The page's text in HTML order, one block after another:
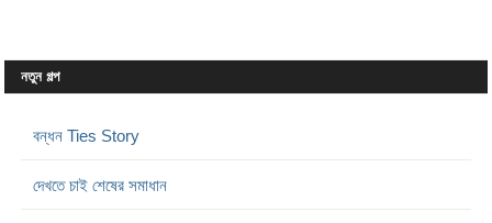
নতুন গল্প
বন্ধন Ties Story
দেখতে চাই শেষের সমাধান